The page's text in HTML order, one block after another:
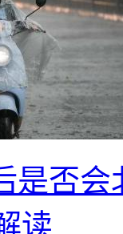
是否
读